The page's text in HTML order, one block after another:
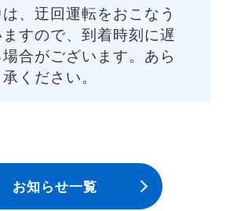
は、迂回運転をおこなう
すので、到着時刻に遅
合がございます。あら
ください。
お知らせ一覧